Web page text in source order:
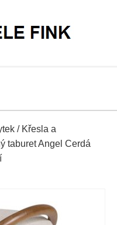
/ Křesla a
taburet Angel Cerdá